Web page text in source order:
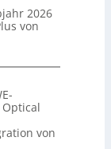
2026
von
Optical
von